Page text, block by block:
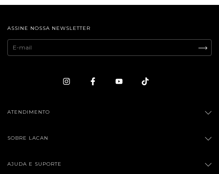
ASSINE NOSSA NEWSLETTER
ATENDIMENTO
SOBRE LACAN
AJUDA E SUPORTE